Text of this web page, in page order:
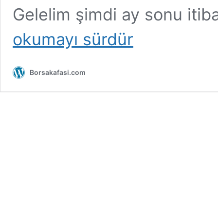
Gelelim şimdi ay sonu
okumayı sürdür
Borsakafasi.com